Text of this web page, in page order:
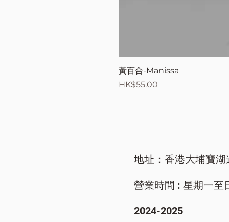
黃百合-Manissa
價格
HK$55.00
地址：香港大埔寶
營業時間 : 星期一
​2024-2025